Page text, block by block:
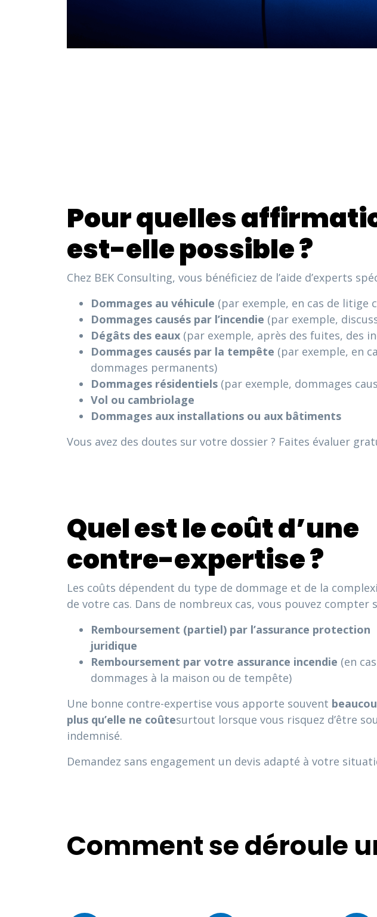
Pour quelles
est-elle possible ?
Chez BEK Consulting, vous bénéficiez de l’aide d’experts
Dommages au véhicule (par exemple, en cas de
Dommages causés par l’incendie (par exemple,
Dégâts des eaux (par exemple, après des fuites, des
Dommages causés par la tempête (par exemple, en
dommages permanents)
Dommages résidentiels (par exemple, dommages
Vol ou cambriolage
Dommages aux installations ou aux bâtiments
Vous avez des doutes sur votre dossier ? Faites évaluer
Quel est le coût d’une
contre-expertise ?
Les coûts dépendent du type de dommage et de la
de votre cas. Dans de nombreux cas, vous pouvez compter
Remboursement (partiel) par l’assurance protection
juridique
Remboursement par votre assurance incendie (en
dommages à la maison ou de tempête)
Une bonne contre-expertise vous apporte souvent
plus qu’elle ne coûtesurtout lorsque vous risquez d’être
indemnisé.
Demandez sans engagement un devis adapté à votre
Comment se déroule